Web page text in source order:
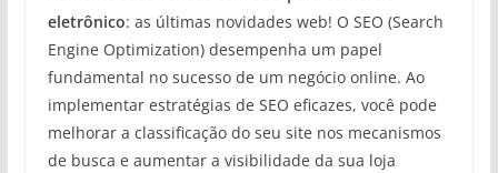
eletrônico: as últimas novidades web! O SEO (Search
Engine Optimization) desempenha um papel
fundamental no sucesso de um negócio online. Ao
implementar estratégias de SEO eficazes, você pode
melhorar a classificação do seu site nos mecanismos
de busca e aumentar a visibilidade da sua loja